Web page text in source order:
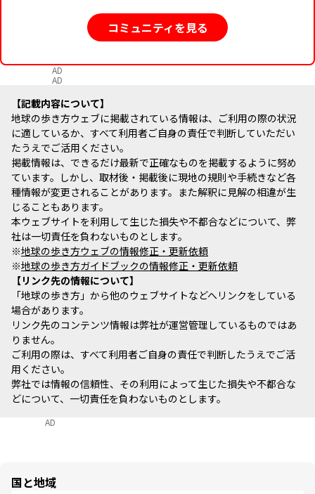
コミュニティを見る
AD
AD
記載内容について
地球の歩き方ウェブに掲載されている情報は、ご利用の際の状況
に適しているか、すべて利用者ご自身の責任で判断していただい
たうえでご活用ください。
掲載情報は、できるだけ最新で正確なものを掲載するように努め
ています。しかし、取材後・掲載後に現地の規則や手続きなど各
種情報が変更されることがあります。また解釈に見解の相違が生
じることもあります。
本ウェブサイトを利用して生じた損失や不都合などについて、弊
社は一切責任を負わないものとします。
※地球の歩き方ウェブの情報修正・更新依頼
※地球の歩き方ガイドブックの情報修正・更新依頼
リンク先の情報について
「地球の歩き方」から他のウェブサイトなどへリンクをしている
場合があります。
リンク先のコンテンツ情報は弊社が運営管理しているものではあ
りません。
ご利用の際は、すべて利用者ご自身の責任で判断したうえでご活
用ください。
弊社では情報の信頼性、その利用によって生じた損失や不都合な
どについて、一切責任を負わないものとします。
AD
国と地域